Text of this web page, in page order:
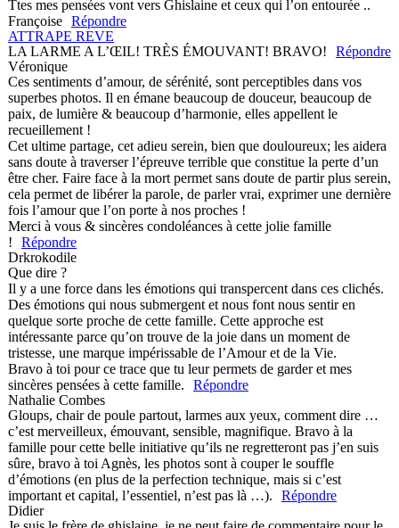
Ttes mes pensées vont vers Ghislaine et ceux qui l’on entourée ..
Françoise Répondre
ATTRAPE REVE
LA LARME A L’ŒIL! TRÈS ÉMOUVANT! BRAVO!
Répondre
Véronique
Ces sentiments d’amour, de sérénité, sont perceptibles dans vos
superbes photos. Il en émane beaucoup de douceur, beaucoup de
paix, de lumière & beaucoup d’harmonie, elles appellent le
recueillement !
Cet ultime partage, cet adieu serein, bien que douloureux; les aidera
sans doute à traverser l’épreuve terrible que constitue la perte d’un
être cher. Faire face à la mort permet sans doute de partir plus serein,
cela permet de libérer la parole, de parler vrai, exprimer une dernière
fois l’amour que l’on porte à nos proches !
Merci à vous & sincères condoléances à cette jolie famille
!
Répondre
Drkrokodile
Que dire ?
Il y a une force dans les émotions qui transpercent dans ces clichés.
Des émotions qui nous submergent et nous font nous sentir en
quelque sorte proche de cette famille. Cette approche est
intéressante parce qu’on trouve de la joie dans un moment de
tristesse, une marque impérissable de l’Amour et de la Vie.
Bravo à toi pour ce trace que tu leur permets de garder et mes
sincères pensées à cette famille.
Répondre
Nathalie Combes
Gloups, chair de poule partout, larmes aux yeux, comment dire …
c’est merveilleux, émouvant, sensible, magnifique. Bravo à la
famille pour cette belle initiative qu’ils ne regretteront pas j’en suis
sûre, bravo à toi Agnès, les photos sont à couper le souffle
d’émotions (en plus de la perfection technique, mais si c’est
important et capital, l’essentiel, n’est pas là …).
Répondre
Didier